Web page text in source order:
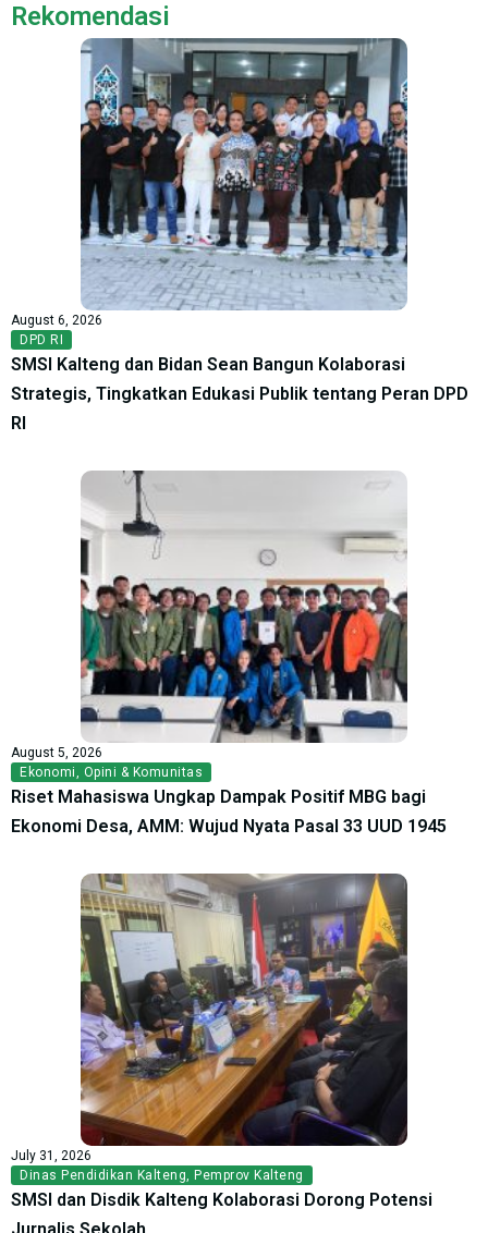
Rekomendasi
August 6, 2026
DPD RI
SMSI Kalteng dan Bidan Sean Bangun Kolaborasi
Strategis, Tingkatkan Edukasi Publik tentang Peran DPD
RI
August 5, 2026
Ekonomi, Opini & Komunitas
Riset Mahasiswa Ungkap Dampak Positif MBG bagi
Ekonomi Desa, AMM: Wujud Nyata Pasal 33 UUD 1945
July 31, 2026
Dinas Pendidikan Kalteng, Pemprov Kalteng
SMSI dan Disdik Kalteng Kolaborasi Dorong Potensi